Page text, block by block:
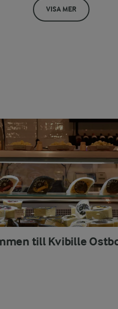
VISA MER
till Kvibille